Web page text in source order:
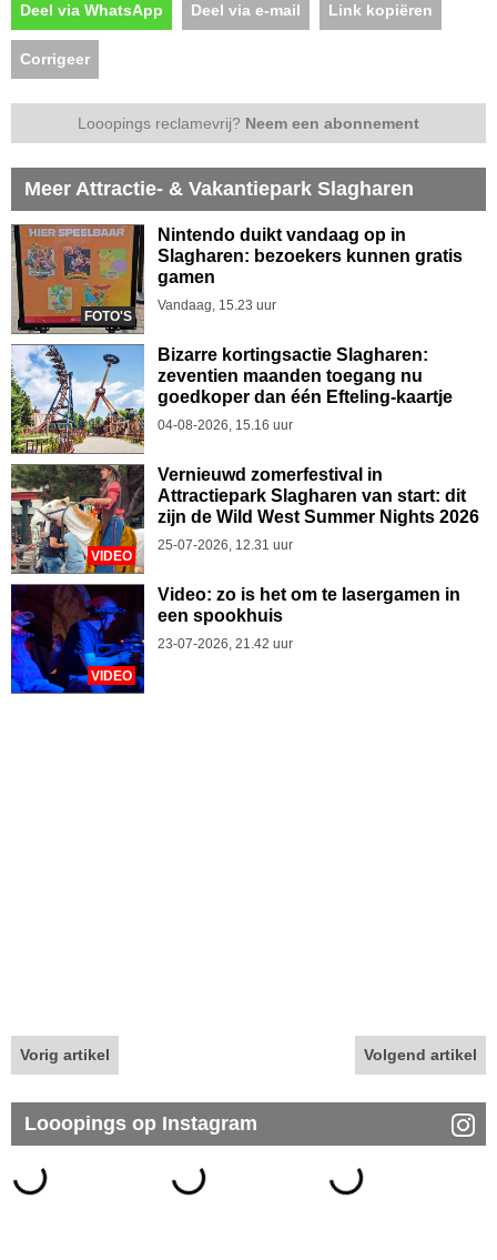
Deel via WhatsApp Deel via e-mail Link kopiëren
Corrigeer
Looopings reclamevrij? Neem een abonnement
Meer Attractie- & Vakantiepark Slagharen
FOTO'S
Nintendo duikt vandaag op in
Slagharen: bezoekers kunnen gratis
gamen
Vandaag, 15.23 uur
Bizarre kortingsactie Slagharen:
zeventien maanden toegang nu
goedkoper dan één Efteling-kaartje
04-08-2026, 15.16 uur
VIDEO
Vernieuwd zomerfestival in
Attractiepark Slagharen van start: dit
zijn de Wild West Summer Nights 2026
25-07-2026, 12.31 uur
VIDEO
Video: zo is het om te lasergamen in
een spookhuis
23-07-2026, 21.42 uur
Vorig artikel Volgend artikel
Looopings op Instagram